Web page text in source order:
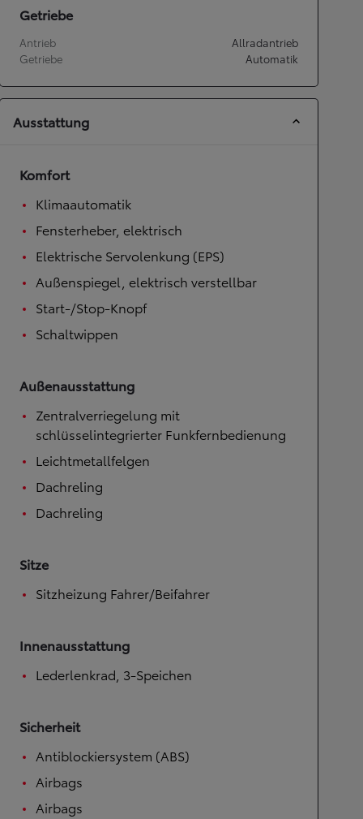
Getriebe
Antrieb
Allradantrieb
Getriebe
Automatik
Ausstattung
Komfort
Klimaautomatik
Fensterheber, elektrisch
Elektrische Servolenkung (EPS)
Außenspiegel, elektrisch verstellbar
Start-/Stop-Knopf
Schaltwippen
Außenausstattung
Zentralverriegelung mit
schlüsselintegrierter Funkfernbedienung
Leichtmetallfelgen
Dachreling
Dachreling
Sitze
Sitzheizung Fahrer/Beifahrer
Innenausstattung
Lederlenkrad, 3-Speichen
Sicherheit
Antiblockiersystem (ABS)
Airbags
Airbags